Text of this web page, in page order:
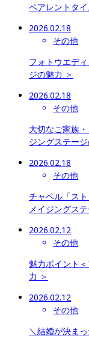
ペアレントタ
2026.02.18
その他
フォトウエデ
ジの魅力 ＞
2026.02.18
その他
大切なご家族
ジングステー
2026.02.18
その他
チャペル「ス
メイジングス
2026.02.12
その他
魅力ポイント
力 ＞
2026.02.12
その他
＼結婚が決ま